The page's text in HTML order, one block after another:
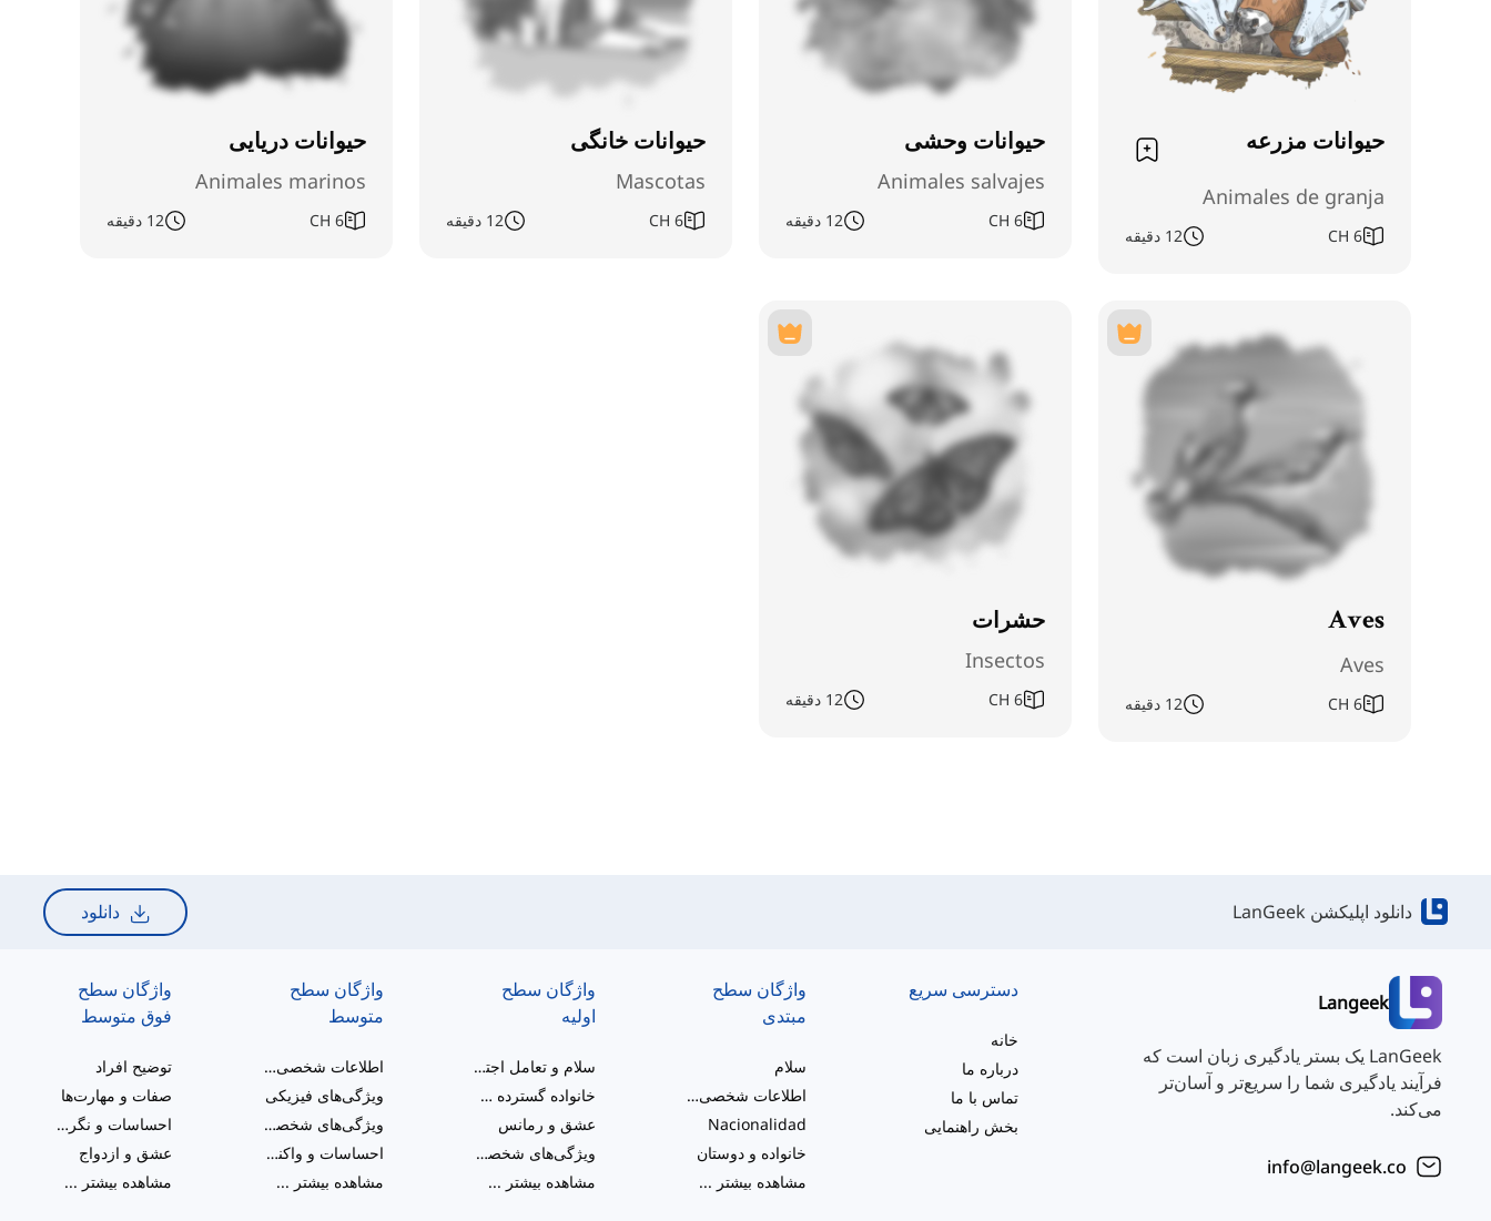
حیوانات مزرعه
Animales de granja
6 12 دقیقه
حیوانات وحشی
Animales salvajes
6 12 دقیقه
حیوانات خانگی
Mascotas
6 12 دقیقه
حیوانات دریایی
Animales marinos
6 12 دقیقه
Aves
Aves
6 12 دقیقه
حشرات
Insectos
6 12 دقیقه
دانلود اپلیکشن LanGeek دانلود
Langeek
LanGeek یک بستر یادگیری زبان است که
فرآیند یادگیری شما را سریع‌تر و آسان‌تر
می‌کند.
info@langeek.co
دسترسی سریع
خانه
درباره ما
تماس با ما
بخش راهنمایی
واژگان سطح
مبتدی
سلام
اطلاعات شخصی و شرح کلی
Nacionalidad
خانواده و دوستان
مشاهده بیشتر ...
واژگان سطح
اولیه
سلام و تعامل اجتماعی
خانواده گسترده و آشنایان
عشق و رمانس
ویژگی‌های شخصیتی
مشاهده بیشتر ...
واژگان سطح
متوسط
اطلاعات شخصی و مراحل زندگی
ویژگی‌های فیزیکی
ویژگی‌های شخصیتی
احساسات و واکنش‌ها
مشاهده بیشتر ...
واژگان سطح
فوق متوسط
توضیح افراد
صفات و مهارت‌ها
احساسات و نگرش‌ها
عشق و ازدواج
مشاهده بیشتر ...